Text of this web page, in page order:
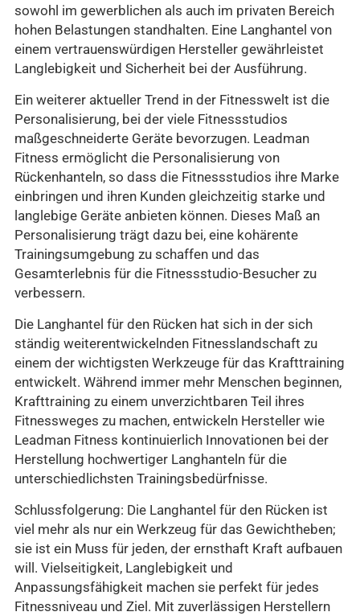
sowohl im gewerblichen als auch im privaten Bereich
hohen Belastungen standhalten. Eine Langhantel von
einem vertrauenswürdigen Hersteller gewährleistet
Langlebigkeit und Sicherheit bei der Ausführung.
Ein weiterer aktueller Trend in der Fitnesswelt ist die
Personalisierung, bei der viele Fitnessstudios
maßgeschneiderte Geräte bevorzugen. Leadman
Fitness ermöglicht die Personalisierung von
Rückenhanteln, so dass die Fitnessstudios ihre Marke
einbringen und ihren Kunden gleichzeitig starke und
langlebige Geräte anbieten können. Dieses Maß an
Personalisierung trägt dazu bei, eine kohärente
Trainingsumgebung zu schaffen und das
Gesamterlebnis für die Fitnessstudio-Besucher zu
verbessern.
Die Langhantel für den Rücken hat sich in der sich
ständig weiterentwickelnden Fitnesslandschaft zu
einem der wichtigsten Werkzeuge für das Krafttraining
entwickelt. Während immer mehr Menschen beginnen,
Krafttraining zu einem unverzichtbaren Teil ihres
Fitnessweges zu machen, entwickeln Hersteller wie
Leadman Fitness kontinuierlich Innovationen bei der
Herstellung hochwertiger Langhanteln für die
unterschiedlichsten Trainingsbedürfnisse.
Schlussfolgerung: Die Langhantel für den Rücken ist
viel mehr als nur ein Werkzeug für das Gewichtheben;
sie ist ein Muss für jeden, der ernsthaft Kraft aufbauen
will. Vielseitigkeit, Langlebigkeit und
Anpassungsfähigkeit machen sie perfekt für jedes
Fitnessniveau und Ziel. Mit zuverlässigen Herstellern